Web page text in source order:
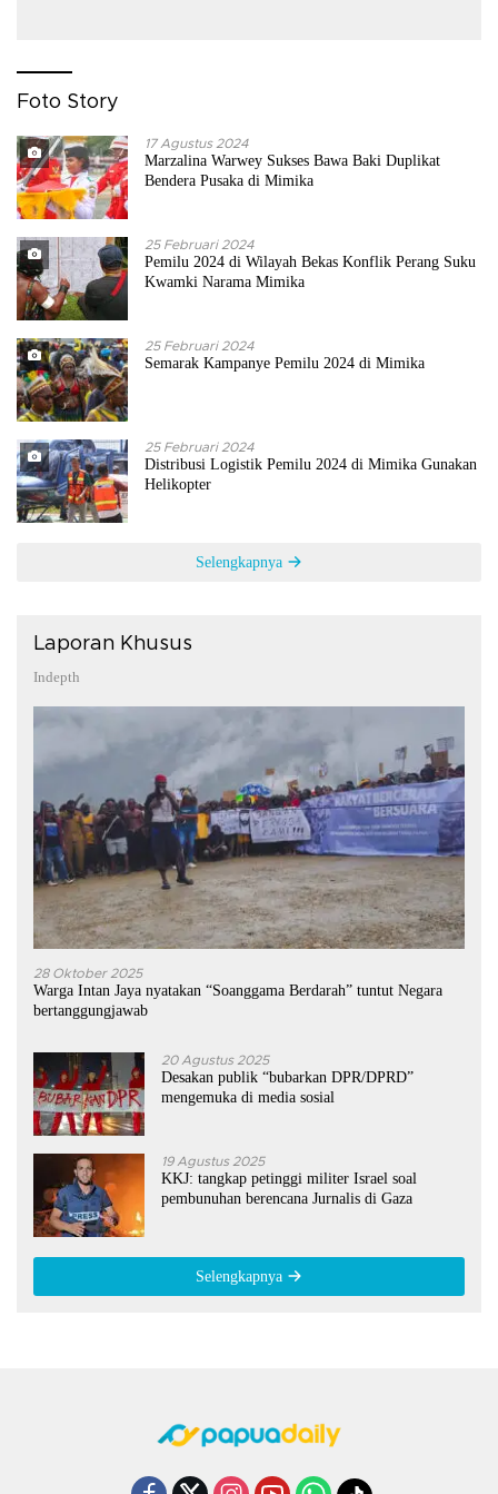
Foto Story
17 Agustus 2024
Marzalina Warwey Sukses Bawa Baki Duplikat
Bendera Pusaka di Mimika
25 Februari 2024
Pemilu 2024 di Wilayah Bekas Konflik Perang Suku
Kwamki Narama Mimika
25 Februari 2024
Semarak Kampanye Pemilu 2024 di Mimika
25 Februari 2024
Distribusi Logistik Pemilu 2024 di Mimika Gunakan
Helikopter
Selengkapnya
Laporan Khusus
Indepth
28 Oktober 2025
Warga Intan Jaya nyatakan “Soanggama Berdarah” tuntut Negara
bertanggungjawab
20 Agustus 2025
Desakan publik “bubarkan DPR/DPRD”
mengemuka di media sosial
19 Agustus 2025
KKJ: tangkap petinggi militer Israel soal
pembunuhan berencana Jurnalis di Gaza
Selengkapnya